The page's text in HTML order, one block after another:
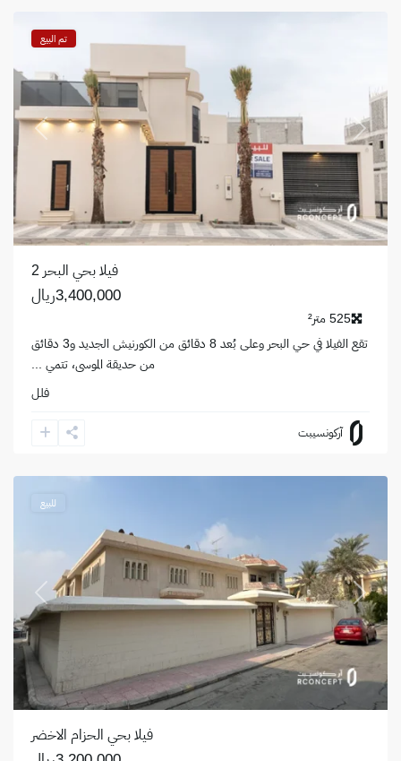
Next
تم البيع
فيلا بحي البحر 2
3,400,000ريال
525 متر²
تقع الفيلا في حي البحر وعلى بُعد 8 دقائق من الكورنيش الجديد و3 دقائق
من حديقة الموسى، تتمي
فلل
آركونسيبت
حي
العقربية,
Next
للبيع
فيلا بحي الحزام الاخضر